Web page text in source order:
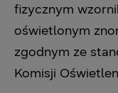
fizycznym
oświetlonym
zgodnym ze
Komisji